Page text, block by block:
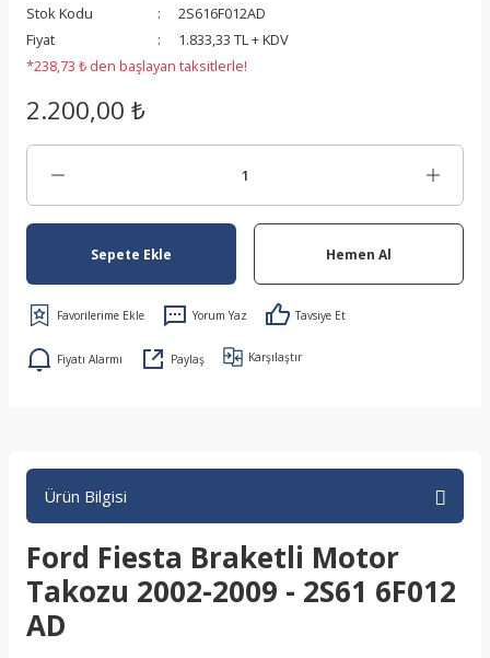
Stok Kodu
2S616F012AD
Fiyat
1.833,33 TL + KDV
*238,73 ₺ den başlayan taksitlerle!
2.200,00 ₺
Sepete Ekle Hemen Al
Yorum Yaz Tavsiye Et
Fiyatı Alarmı Paylaş Karşılaştır
Ürün Bilgisi
Ford Fiesta Braketli Motor
Takozu 2002-2009 - 2S61 6F012
AD